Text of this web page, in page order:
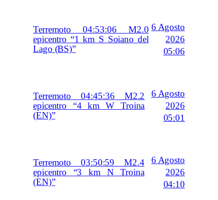
Terremoto 04:53:06 M2.0
epicentro “1 km S Soiano del
Lago (BS)”
6 Agosto
2026
05:06
Terremoto 04:45:36 M2.2
epicentro “4 km W Troina
(EN)”
6 Agosto
2026
05:01
Terremoto 03:50:59 M2.4
epicentro “3 km N Troina
(EN)”
6 Agosto
2026
04:10